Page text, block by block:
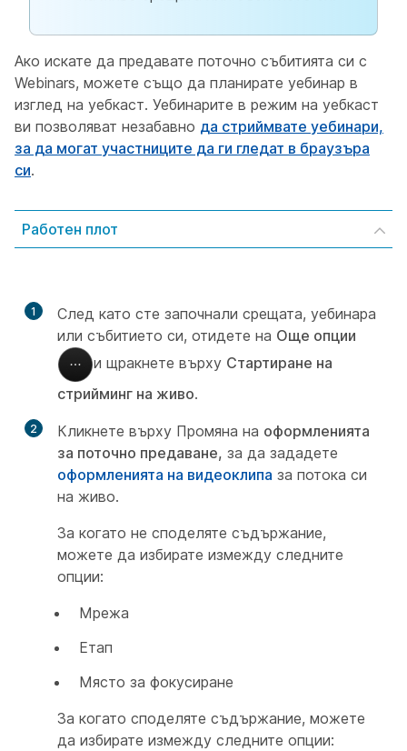
Ако искате да предавате поточно събитията си с
Webinars, можете също да планирате уебинар в
изглед на уебкаст. Уебинарите в режим на уебкаст
ви позволяват незабавно да стриймвате уебинари,
за да могат участниците да ги гледат в браузъра
си.
Работен плот
1
След като сте започнали срещата, уебинара
или събитието си, отидете на Още опции
и щракнете върху Стартиране на
стрийминг на живо.
2 Кликнете върху Промяна на оформленията
за поточно предаване, за да зададете
оформленията на видеоклипа за потока си
на живо.
За когато не споделяте съдържание,
можете да избирате измежду следните
опции:
Мрежа
Етап
Място за фокусиране
За когато споделяте съдържание, можете
да избирате измежду следните опции: